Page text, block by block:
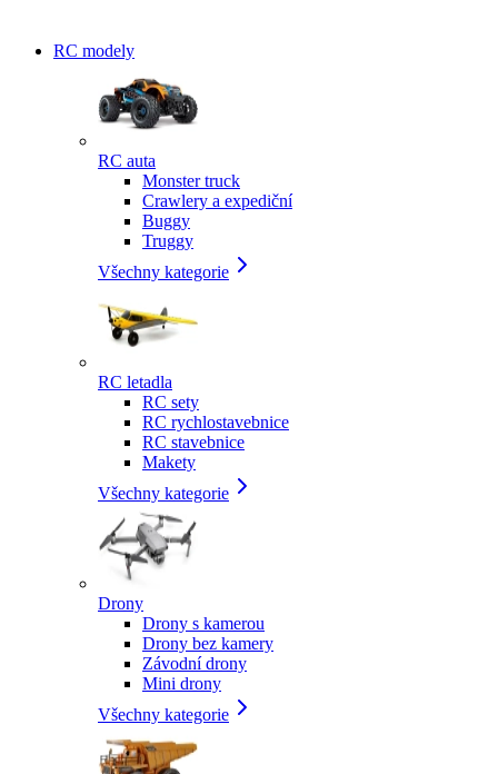
RC modely
RC auta
Monster truck
Crawlery a expediční
Buggy
Truggy
Všechny kategorie
RC letadla
RC sety
RC rychlostavebnice
RC stavebnice
Makety
Všechny kategorie
Drony
Drony s kamerou
Drony bez kamery
Závodní drony
Mini drony
Všechny kategorie